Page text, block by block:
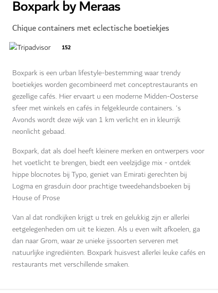
Boxpark by Meraas
Chique containers met eclectische boetiekjes
152
Boxpark is een urban lifestyle-bestemming waar trendy
boetiekjes worden gecombineerd met conceptrestaurants en
gezellige cafés. Hier ervaart u een moderne Midden-Oosterse
sfeer met winkels en cafés in felgekleurde containers. 's
Avonds wordt deze wijk van 1 km verlicht en in kleurrijk
neonlicht gebaad.
Boxpark, dat als doel heeft kleinere merken en ontwerpers voor
het voetlicht te brengen, biedt een veelzijdige mix - ontdek
hippe blocnotes bij Typo, geniet van Emirati gerechten bij
Logma en grasduin door prachtige tweedehandsboeken bij
House of Prose
Van al dat rondkijken krijgt u trek en gelukkig zijn er allerlei
eetgelegenheden om uit te kiezen. Als u even wilt afkoelen, ga
dan naar Grom, waar ze unieke ijssoorten serveren met
natuurlijke ingrediënten. Boxpark huisvest allerlei leuke cafés en
restaurants met verschillende smaken.